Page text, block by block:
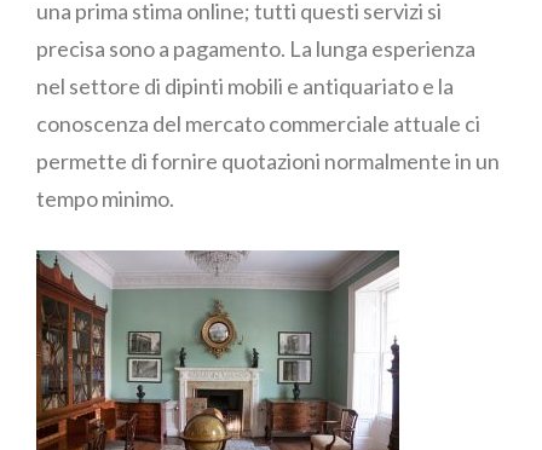
una prima stima online; tutti questi servizi si
precisa sono a pagamento. La lunga esperienza
nel settore di dipinti mobili e antiquariato e la
conoscenza del mercato commerciale attuale ci
permette di fornire quotazioni normalmente in un
tempo minimo.